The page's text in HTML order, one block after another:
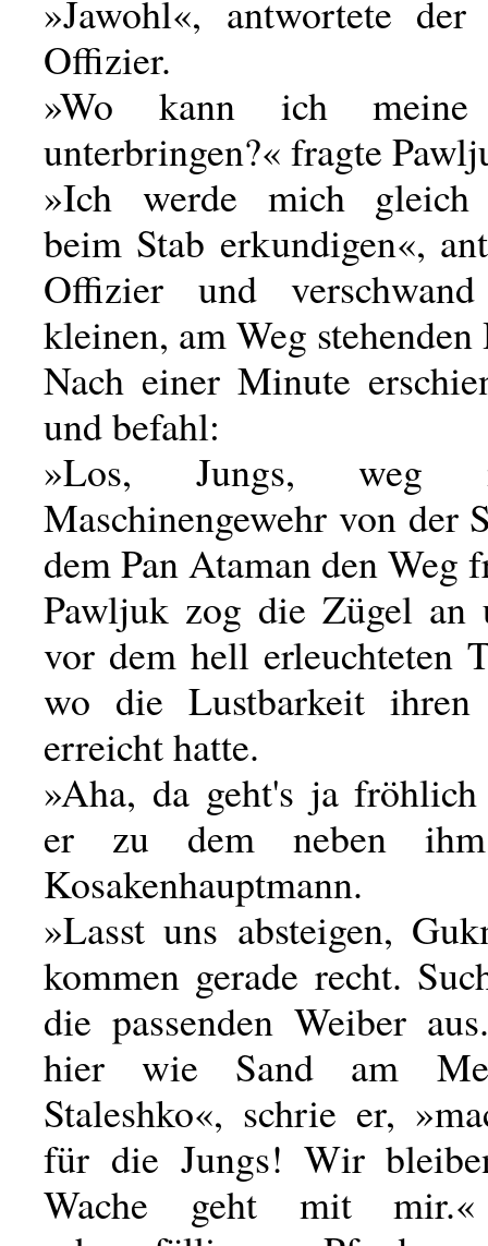
»Jawohl«, antwortete der
Offizier.
»Wo kann ich meine
unterbringen?« fragte
»Ich werde mich gleich
beim Stab erkundigen«,
Offizier und
kleinen, am Weg stehenden
Nach einer Minute
und befahl:
»Los, Jungs, weg
Maschinengewehr von der
dem Pan Ataman den Weg
Pawljuk zog die Zügel an
vor dem hell erleuchteten
wo die Lustbarkeit ihren
erreicht hatte.
»Aha, da geht's ja fröhlich
er zu dem neben ihm
Kosakenhauptmann.
»Lasst uns absteigen,
kommen gerade recht.
die passenden Weiber
hier wie Sand am
Staleshko«, schrie er,
für die Jungs! Wir
Wache geht mit